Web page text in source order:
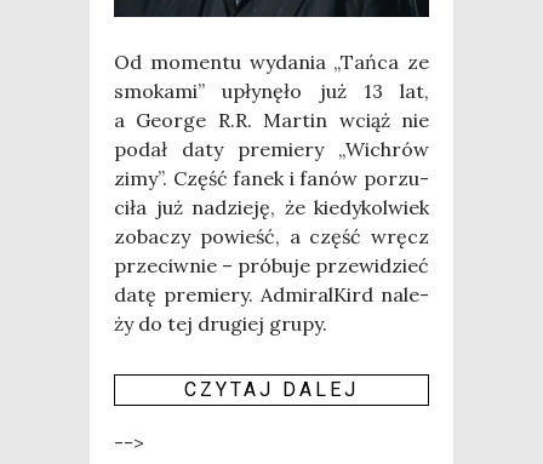
Od momen­tu wyda­nia „Tań­ca ze
smo­ka­mi” upły­nę­ło już 13 lat,
a Geo­r­ge R.R. Mar­tin wciąż nie
podał daty pre­mie­ry „Wichrów
zimy”. Część fanek i fanów porzu­
ci­ła już nadzie­ję, że kie­dy­kol­wiek
zoba­czy powieść, a część wręcz
prze­ciw­nie – pró­bu­je prze­wi­dzieć
datę pre­mie­ry. Admi­ral­Kird nale­
ży do tej dru­giej grupy.
CZY­TAJ DALEJ
-->